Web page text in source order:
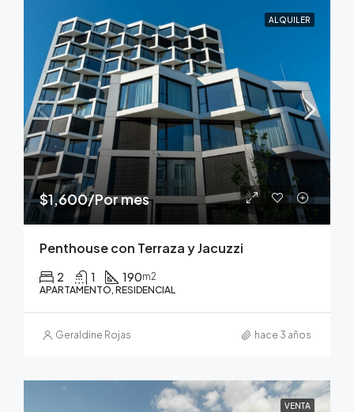
ALQUILER
$1,600/Por mes
Penthouse con Terraza y Jacuzzi
2 1 190m2
APARTAMENTO, RESIDENCIAL
Geraldine Rojas hace 3 años
VENTA